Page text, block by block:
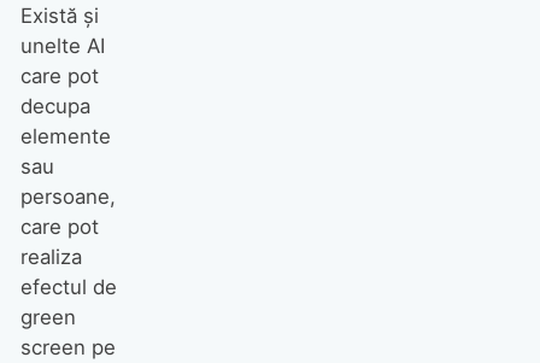
Există și
unelte AI
care pot
decupa
elemente
sau
persoane,
care pot
realiza
efectul de
green
screen pe